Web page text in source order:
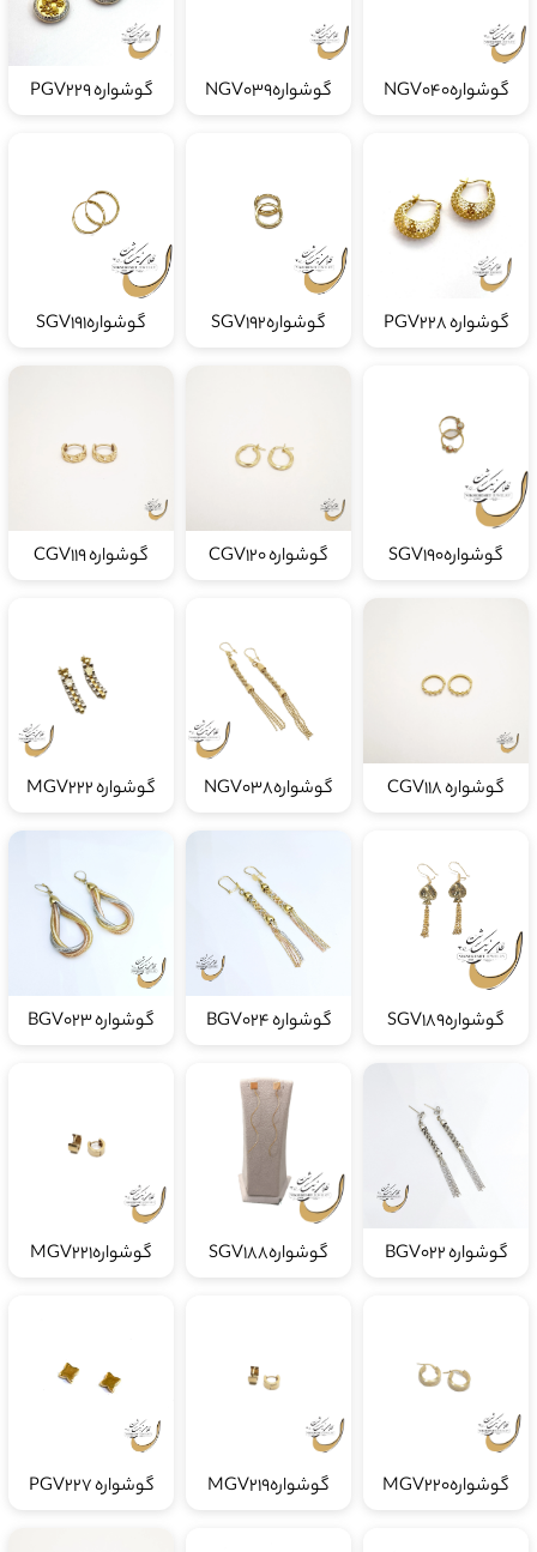
گوشوارهNGV040 گوشوارهNGV039 گوشواره PGV229
گوشواره PGV228 گوشوارهSGV192 گوشوارهSGV191
گوشوارهSGV190 گوشواره CGV120 گوشواره CGV119
گوشواره CGV118 گوشوارهNGV038 گوشواره MGV222
گوشوارهSGV189 گوشواره BGV024 گوشواره BGV023
گوشواره BGV022 گوشوارهSGV188 گوشوارهMGV221
گوشوارهMGV220 گوشوارهMGV219 گوشواره PGV227